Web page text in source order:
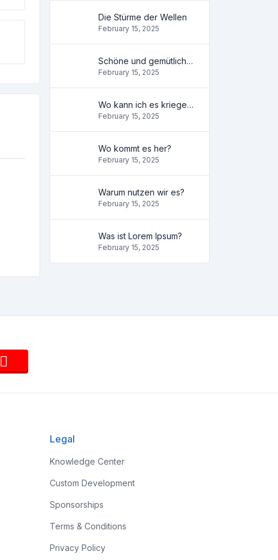
Die Stürme der Wellen
February 15, 2025
Schöne und gemütliche Wohnung
February 15, 2025
Wo kann ich es kriegen?
February 15, 2025
Wo kommt es her?
February 15, 2025
Warum nutzen wir es?
February 15, 2025
Was ist Lorem Ipsum?
February 15, 2025
Legal
Knowledge Center
Custom Development
Sponsorships
Terms & Conditions
Privacy Policy